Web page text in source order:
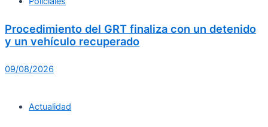
Procedimiento del GRT finaliza con un detenido
y un vehículo recuperado
09/08/2026
Actualidad